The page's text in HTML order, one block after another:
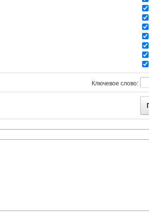
Ключевое слово: